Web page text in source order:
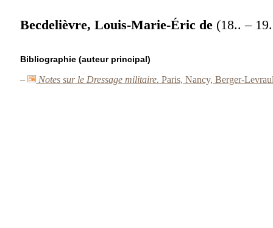
Becdelièvre, Louis-Marie-Éric de (18.. –
Bibliographie (auteur principal)
– Notes sur le Dressage militaire. Paris, Nancy, Berger-